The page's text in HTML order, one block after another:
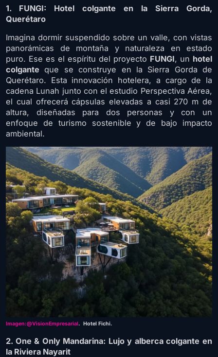
1. FUNGI: Hotel colgante en la Sierra Gorda,
Querétaro
Imagina dormir suspendido sobre un valle, con vistas
panorámicas de montaña y naturaleza en estado
puro. Ese es el espíritu del proyecto FUNGI, un hotel
colgante que se construye en la Sierra Gorda de
Querétaro. Esta innovación hotelera, a cargo de la
cadena Lunah junto con el estudio Perspectiva Aérea,
el cual ofrecerá cápsulas elevadas a casi 270 m de
altura, diseñadas para dos personas y con un
enfoque de turismo sostenible y de bajo impacto
ambiental.
Imagen:@VisionEmpresarial. Hotel Fichi.
2. One & Only Mandarina: Lujo y alberca colgante en
la Riviera Nayarit